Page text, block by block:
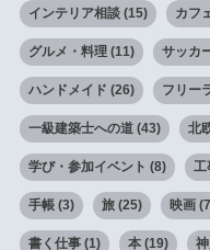
インテリア相談(15) カフ
グルメ・料理(11) サッカ
ハンドメイド (26) フリー
一級建築士への道(43) 北
学び・参加イベント (8) 工
手帳(3) 旅(25) 映画
書く仕事(1) 本(19)